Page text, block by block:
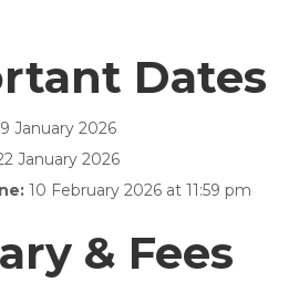
Dates
January 2026
January 2026
10 February 2026 at 11:59 pm
& Fees